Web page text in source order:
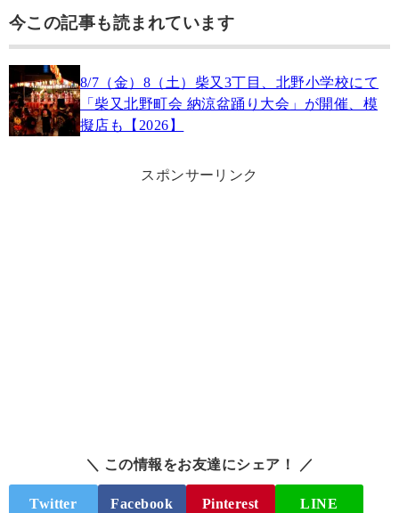
今この記事も読まれています
8/7（金）8（土）柴又3丁目、北野小学校にて
「柴又北野町会 納涼盆踊り大会」が開催、模
擬店も【2026】
スポンサーリンク
＼ この情報をお友達にシェア！ ／
Twitter Facebook Pinterest LINE